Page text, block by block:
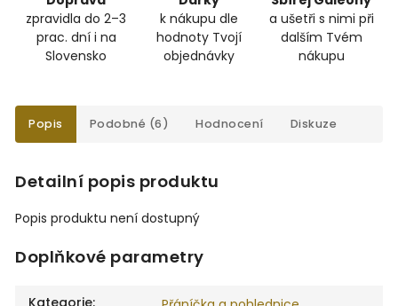
zpravidla do 2–3
prac. dní i na
Slovensko
k nákupu dle
hodnoty Tvojí
objednávky
a ušetři s nimi při
dalším Tvém
nákupu
Popis Podobné (6) Hodnocení Diskuze
Detailní popis produktu
Popis produktu není dostupný
Doplňkové parametry
Kategorie: